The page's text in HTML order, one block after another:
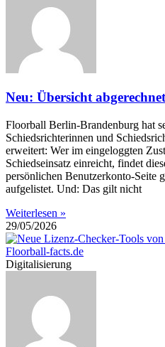
Neu: Übersicht
Floorball Berlin-Brandenburg hat
Schiedsrichterinnen und
erweitert: Wer im eingeloggten
Schiedseinsatz einreicht, findet
persönlichen Benutzerkonto-Seite
aufgelistet. Und: Das gilt nicht
Weiterlesen »
29/05/2026
Digitalisierung